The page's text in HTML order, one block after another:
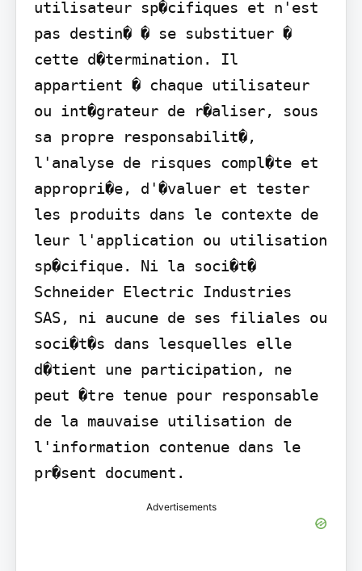
utilisateur sp�cifiques et n'est
pas destin� � se substituer �
cette d�termination. Il
appartient � chaque utilisateur
ou int�grateur de r�aliser, sous
sa propre responsabilit�,
l'analyse de risques compl�te et
appropri�e, d'�valuer et tester
les produits dans le contexte de
leur l'application ou utilisation
sp�cifique. Ni la soci�t�
Schneider Electric Industries
SAS, ni aucune de ses filiales ou
soci�t�s dans lesquelles elle
d�tient une participation, ne
peut �tre tenue pour responsable
de la mauvaise utilisation de
l'information contenue dans le
pr�sent document.
Advertisements